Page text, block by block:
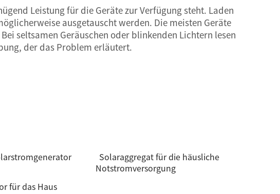
Leistung für die Geräte zur Verfügung steht. Laden
ausgetauscht werden. Die meisten Geräte
seltsamen Geräuschen oder blinkenden Lichtern lesen
der das Problem erläutert.
Solaraggregat für die häusliche
Notstromversorgung
für das Haus